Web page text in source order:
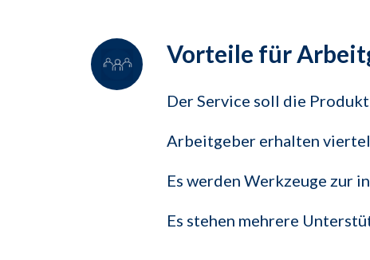
Vorteile für
Der Service soll die
Arbeitgeber erhalten
Es werden Werkzeuge zur
Es stehen mehrere